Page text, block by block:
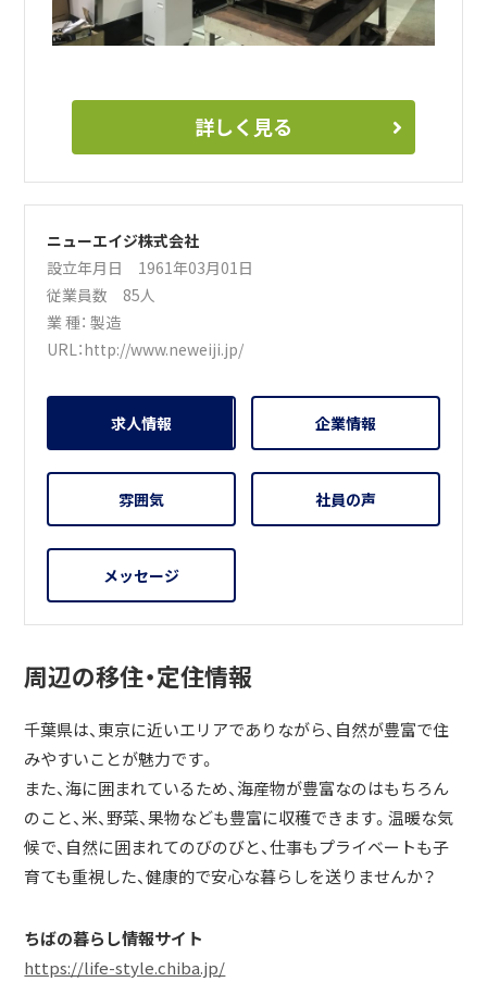
詳しく見る
ニューエイジ株式会社
設立年月日 1961年03月01日
従業員数 85人
業 種：製造
URL：http://www.neweiji.jp/
求人情報 企業情報
雰囲気 社員の声
メッセージ
周辺の移住・定住情報
千葉県は、東京に近いエリアでありながら、自然が豊富で住
みやすいことが魅力です。
また、海に囲まれているため、海産物が豊富なのはもちろん
のこと、米、野菜、果物なども豊富に収穫できます。温暖な気
候で、自然に囲まれてのびのびと、仕事もプライベートも子
育ても重視した、健康的で安心な暮らしを送りませんか？
ちばの暮らし情報サイト
https://life-style.chiba.jp/